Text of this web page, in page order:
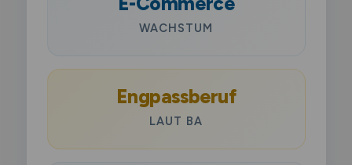
WACHSTUM
Engpassberuf
LAUT BA